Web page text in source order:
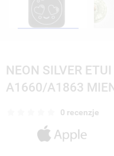
NEON SILVER
A1660/A1863
0 recenzje